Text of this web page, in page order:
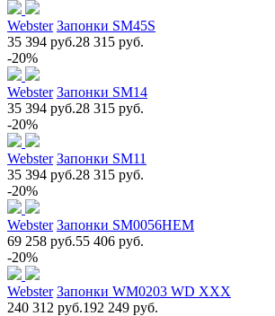
Webster Запонки SM45S
35 394 руб.28 315 руб.
-20%
Webster Запонки SM14
35 394 руб.28 315 руб.
-20%
Webster Запонки SM11
35 394 руб.28 315 руб.
-20%
Webster Запонки SM0056НЕМ
69 258 руб.55 406 руб.
-20%
Webster Запонки WM0203 WD XXX
240 312 руб.192 249 руб.